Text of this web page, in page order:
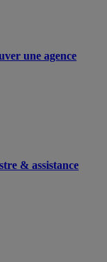
une agence
& assistance